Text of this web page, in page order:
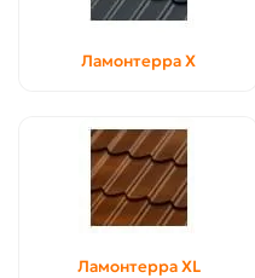
Ламонтерра X
Ламонтерра XL